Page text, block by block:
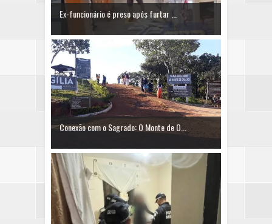
Ex-funcionário é preso após furtar ...
Conexão com o Sagrado: O Monte de O...